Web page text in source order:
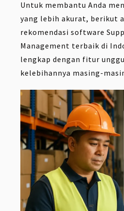
Untuk membantu Anda
yang lebih akurat, berikut
rekomendasi software
Management terbaik di
lengkap dengan fitur
kelebihannya masing-